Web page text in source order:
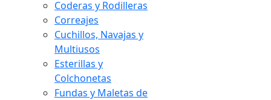
Coderas y Rodilleras
Correajes
Cuchillos, Navajas y
Multiusos
Esterillas y
Colchonetas
Fundas y Maletas de